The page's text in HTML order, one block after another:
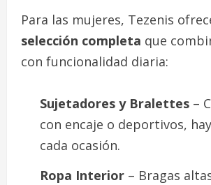
Para las mujeres, Tezenis
selección completa que
con funcionalidad diaria:
Sujetadores y Bralettes –
con encaje o deportivos,
cada ocasión.
Ropa Interior – Bragas